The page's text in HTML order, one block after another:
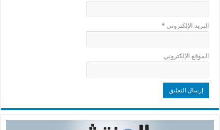
البريد الإلكتروني*
الموقع الإلكتروني